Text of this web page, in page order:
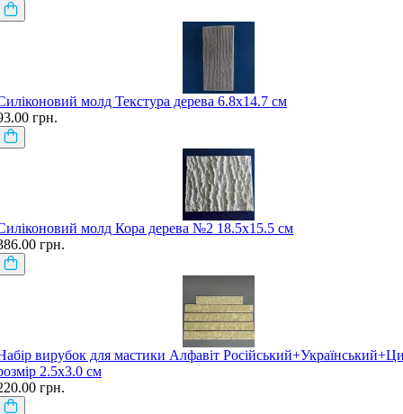
молд Текстура дерева 6.8х14.7 см
грн.
молд Кора дерева №2 18.5х15.5 см
грн.
вирубок для мастики Алфавіт
2.5х3.0 см
грн.